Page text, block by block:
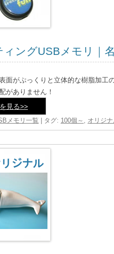
ィングUSBメモリ｜
面がぷっくりと立体的な樹脂加工
がありません！
見る>>
メモリ一覧 | タグ: 100個～ オリジ